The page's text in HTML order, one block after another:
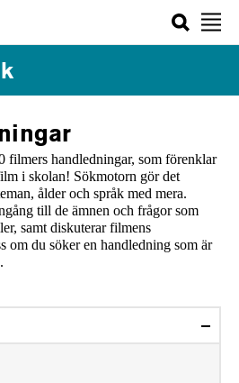
Sök
filmers handledningar, som förenklar
i skolan! Sökmotorn gör det
ålder och språk med mera.
till de ämnen och frågor som
samt diskuterar filmens
om du söker en handledning som är